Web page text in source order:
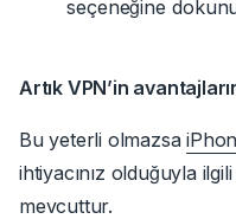
seçeneğine
Artık VPN’in
Bu yeterli olmazsa
ihtiyacınız olduğuyla
mevcuttur.